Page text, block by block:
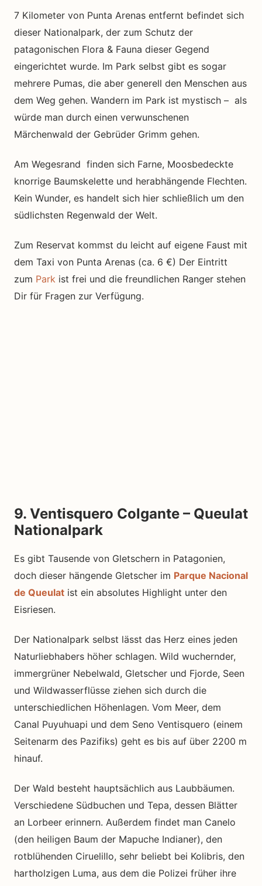
7 Kilometer von Punta Arenas entfernt befindet sich
dieser Nationalpark, der zum Schutz der
patagonischen Flora & Fauna dieser Gegend
eingerichtet wurde. Im Park selbst gibt es sogar
mehrere Pumas, die aber generell den Menschen aus
dem Weg gehen. Wandern im Park ist mystisch – als
würde man durch einen verwunschenen
Märchenwald der Gebrüder Grimm gehen.
Am Wegesrand finden sich Farne, Moosbedeckte
knorrige Baumskelette und herabhängende Flechten.
Kein Wunder, es handelt sich hier schließlich um den
südlichsten Regenwald der Welt.
Zum Reservat kommst du leicht auf eigene Faust mit
dem Taxi von Punta Arenas (ca. 6 €) Der Eintritt
zum Park ist frei und die freundlichen Ranger stehen
Dir für Fragen zur Verfügung.
9. Ventisquero Colgante – Queulat
Nationalpark
Es gibt Tausende von Gletschern in Patagonien,
doch dieser hängende Gletscher im Parque Nacional
de Queulat ist ein absolutes Highlight unter den
Eisriesen.
Der Nationalpark selbst lässt das Herz eines jeden
Naturliebhabers höher schlagen. Wild wuchernder,
immergrüner Nebelwald, Gletscher und Fjorde, Seen
und Wildwasserflüsse ziehen sich durch die
unterschiedlichen Höhenlagen. Vom Meer, dem
Canal Puyuhuapi und dem Seno Ventisquero (einem
Seitenarm des Pazifiks) geht es bis auf über 2200 m
hinauf.
Der Wald besteht hauptsächlich aus Laubbäumen.
Verschiedene Südbuchen und Tepa, dessen Blätter
an Lorbeer erinnern. Außerdem findet man Canelo
(den heiligen Baum der Mapuche Indianer), den
rotblühenden Ciruelillo, sehr beliebt bei Kolibris, den
hartholzigen Luma, aus dem die Polizei früher ihre